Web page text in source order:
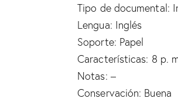
Tipo de documental:
Lengua: Inglés
Soporte: Papel
Características: 8 p.
Notas: –
Conservación: Buena